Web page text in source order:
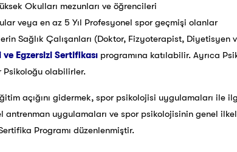
Okulları mezunları ve öğrencileri
veya en az 5 Yıl Profesyonel spor geçmişi olanlar
Sağlık Çalışanları (Doktor, Fizyoterapist, Diyetisyen
Egzersizi Sertifikası programına katılabilir. Ayrıca
Psikoloğu olabilirler.
açığını gidermek, spor psikolojisi uygulamaları ile
antrenman uygulamaları ve spor psikolojisinin genel
Programı düzenlenmiştir.